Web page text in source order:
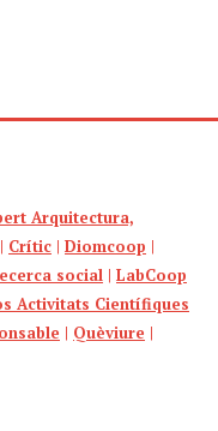
Arquitectura,
| Crític | Diomcoop |
social | LabCoop
Activitats Científiques
| Quèviure |